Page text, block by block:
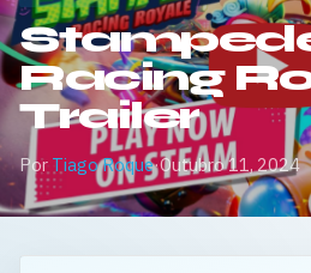
Racing
Trailer
Por Tiago Roque·Outubro 11, 2024